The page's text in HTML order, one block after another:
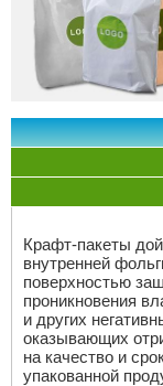
Крафт-пакеты
внутренней
поверхностью
проникновения
и других
оказывающих
на качество и
упакованной